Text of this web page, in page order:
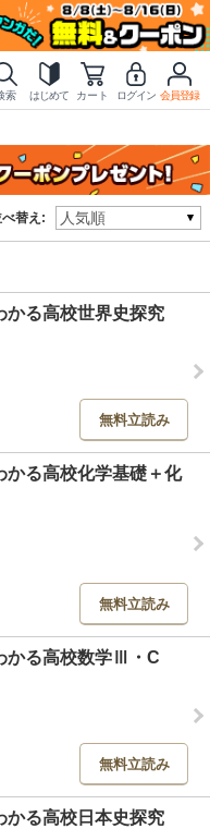
索 はじめて カート ログイン 会員登録
替え:
かる高校世界史探究
無料立読み
かる高校化学基礎＋化
無料立読み
かる高校数学Ⅲ・C
無料立読み
かる高校日本史探究